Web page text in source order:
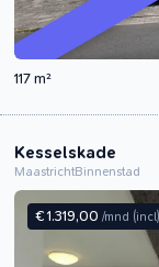
117 m²
Kesselskade
MaastrichtBinnenstad
€ 1.319,00 /mnd (incl)